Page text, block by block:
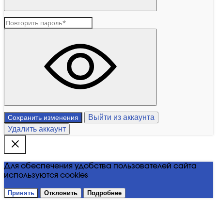
Сохранить изменения
Выйти из аккаунта
Удалить аккаунт
Для обеспечения удобства пользователей сайта
используются cookies
Принять Отклонить Подробнее